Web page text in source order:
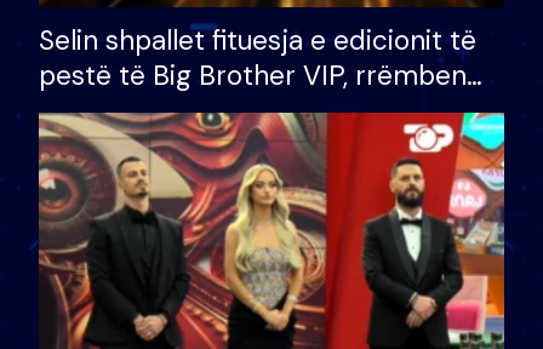
Selin shpallet fituesja e edicionit të
pestë të Big Brother VIP, rrëmben
çmimin e madh prej 100 mijë eurosh